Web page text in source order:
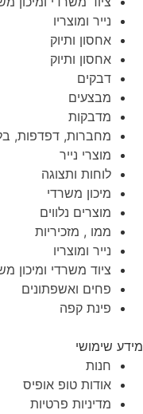
נייר ומוצריו
אחסון ותיוק
אחסון ותיוק
דבקים
מבצעים
מדבקות
מחברות, דפדפות,
מוצרי נייר
לוחות ותצוגה
מיכון משרדי
מוצרים נלווים
ממו , מזכיריות
נייר ומוצריו
ציוד משרדי ומיכון
פחים ואשפתונים
פינת קפה
מידע שימושי
חנות
אודות טופ אופיס
מדיניות פרטיות